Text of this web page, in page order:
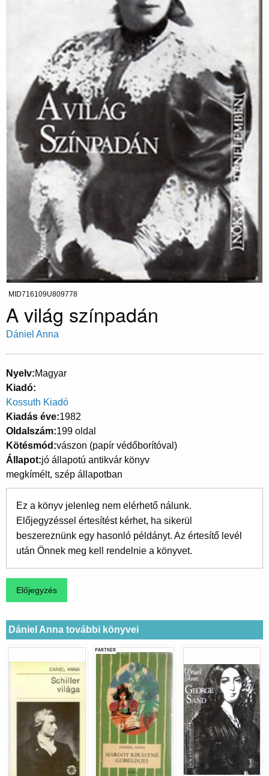
MID716109U809778
A világ színpadán
Dániel Anna
Nyelv Magyar
Kiadó
Kossuth Kiadó
Kiadás éve 1982
Oldalszám 199 oldal
Kötésmód vászon (papír védőborítóval)
Állapot jó állapotú antikvár könyv
megkímélt, szép állapotban
Ez a könyv jelenleg nem elérhető nálunk.
Előjegyzéssel értesítést kérhet, ha sikerül
beszereznünk egy hasonló példányt. Az értesítő levél
után Önnek meg kell rendelnie a könyvet.
Dániel Anna további könyvei
PARTNER